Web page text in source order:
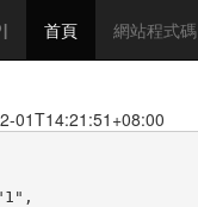
首頁 網站程式碼
01T14:21:51+08:00